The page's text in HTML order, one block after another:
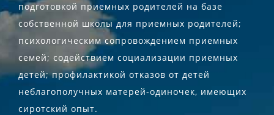
подготовкой приемных родителей на базе
собственной школы для приемных родителей;
психологическим сопровождением приемных
семей; содействием социализации приемных
детей; профилактикой отказов от детей
неблагополучных матерей-одиночек, имеющих
сиротский опыт.